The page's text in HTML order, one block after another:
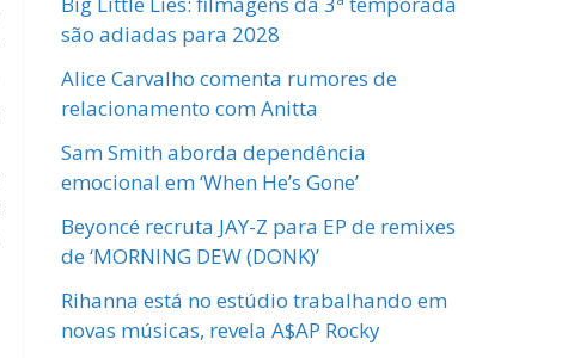
são adiadas para 2028
Alice Carvalho comenta rumores de
relacionamento com Anitta
Sam Smith aborda dependência
emocional em ‘When He’s Gone’
Beyoncé recruta JAY-Z para EP de remixes
de ‘MORNING DEW (DONK)’
Rihanna está no estúdio trabalhando em
novas músicas, revela A$AP Rocky